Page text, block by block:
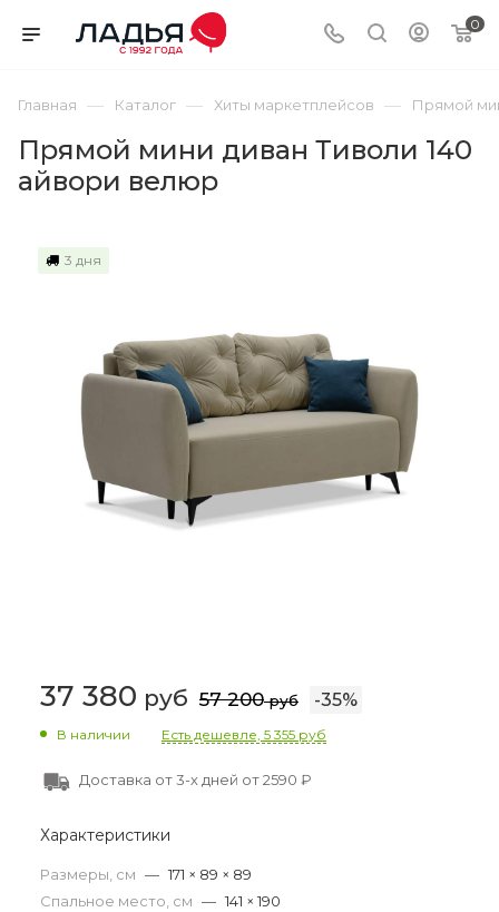
0
Главная — Каталог — Хиты маркетплейсов — Прямой
Прямой мини диван Тиволи 140
айвори велюр
3 дня
37 380 руб 57 200руб -35%
В наличии Есть дешевле, 5 355 руб
Доставка от 3-х дней от 2590 ₽
Характеристики
Размеры, см — 171 × 89 × 89
Спальное место, см — 141 × 190